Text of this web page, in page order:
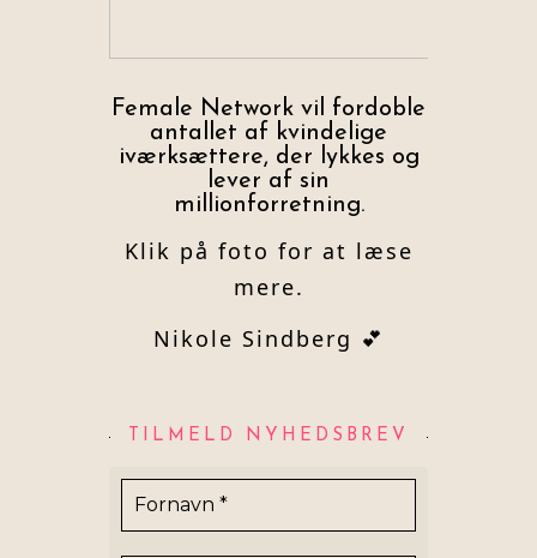
Female Network vil fordoble
antallet af kvindelige
iværksættere, der lykkes og
lever af sin
millionforretning.
Klik på foto for at læse
mere.
Nikole Sindberg 💕
TILMELD NYHEDSBREV